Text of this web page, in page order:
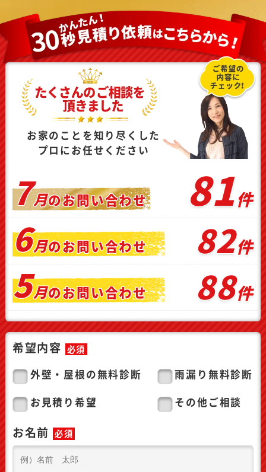
お家のことを知り尽くした
プロにお任せください
7月のお問い合わせ 81件
6月のお問い合わせ 82件
5月のお問い合わせ 88件
希望内容 必須
外壁・屋根の無料診断 雨漏り無料診断
お見積り希望 その他ご相談
お名前 必須